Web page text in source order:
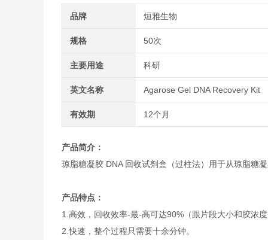
品牌 烜雅生物
规格 50次
主要用途 科研
英文名称 Agarose Gel DNA Recovery Kit
有效期 12个月
产品简介：
琼脂糖凝胶 DNA 回收试剂盒（过柱法）用于从琼脂糖
产品特点：
1.高效，回收效率-最-高可达90%（跟片段大小和胶浓
2.快速，整个过程只需要十余分钟。